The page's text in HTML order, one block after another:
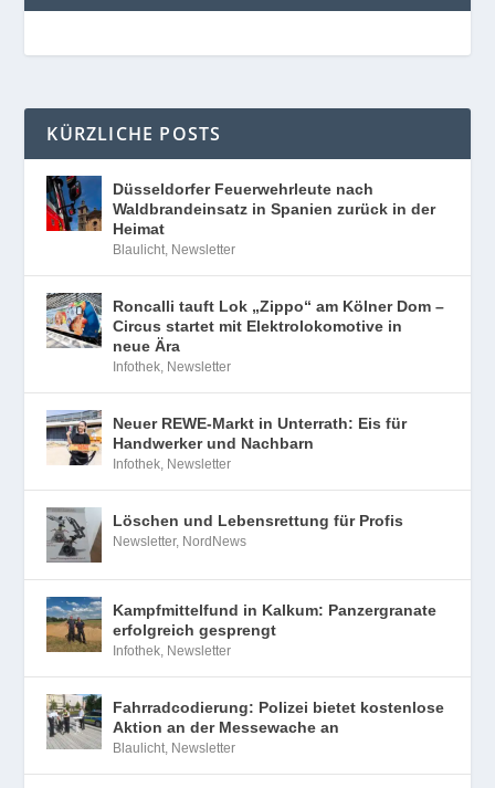
KÜRZLICHE POSTS
Düsseldorfer Feuerwehrleute nach
Waldbrandeinsatz in Spanien zurück in der
Heimat
Blaulicht, Newsletter
Roncalli tauft Lok „Zippo“ am Kölner Dom –
Circus startet mit Elektrolokomotive in
neue Ära
Infothek, Newsletter
Neuer REWE-Markt in Unterrath: Eis für
Handwerker und Nachbarn
Infothek, Newsletter
Löschen und Lebensrettung für Profis
Newsletter, NordNews
Kampfmittelfund in Kalkum: Panzergranate
erfolgreich gesprengt
Infothek, Newsletter
Fahrradcodierung: Polizei bietet kostenlose
Aktion an der Messewache an
Blaulicht, Newsletter